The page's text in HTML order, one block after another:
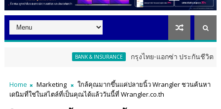
BANK & INSURANCE กรุงไทย-แอกซ่า ประกันชีวิต จัดงาน ERD
Home Marketing
ใกล้คุณมากขึ้นแค่ปลายนิ้ว Wrangler ชวนค้นหา
เดนิมที่ใช่ในสไตล์ที่เป็นคุณได้แล้ววันนี้ที่ Wrangler.co.th